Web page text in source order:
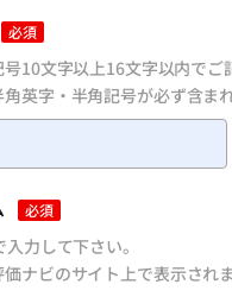
必須
10文字以上16文字以内でご
英字・半角記号が必ず含ま
必須
力して下さい。
ナビのサイト上で表示されま